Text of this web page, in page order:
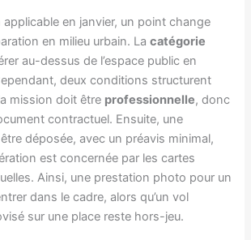
applicable en janvier, un point change
en milieu urbain. Lacatégorie
au-dessus de l’espace public en
deux conditions structurent
mission doit être professionnelle, donc
contractuel. Ensuite, une
déposée, avec un préavis minimal,
est concernée par les cartes
Ainsi, une prestation photo pour un
dans le cadre, alors qu’un vol
sur une place reste hors-jeu.